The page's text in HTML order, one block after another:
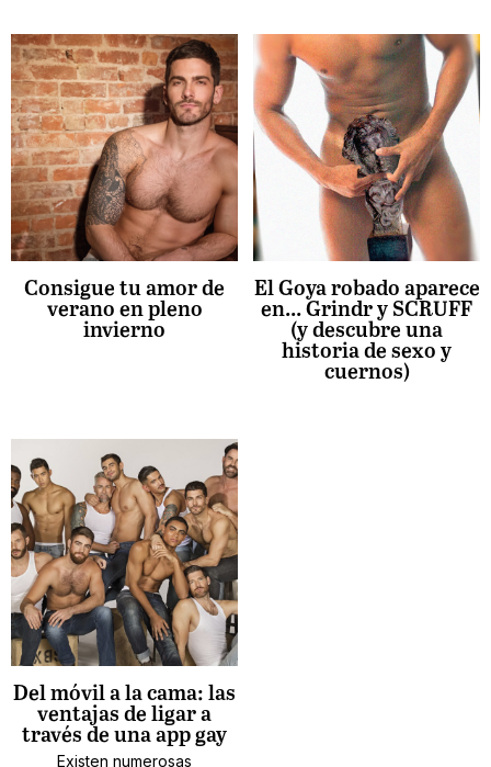
Consigue tu amor de
verano en pleno
invierno
El Goya robado aparece
en... Grindr y SCRUFF
(y descubre una
historia de sexo y
cuernos)
Del móvil a la cama: las
ventajas de ligar a
través de una app gay
Existen numerosas